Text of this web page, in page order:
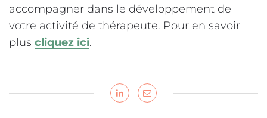
accompagner dans le développement de
votre activité de thérapeute. Pour en savoir
plus cliquez ici.